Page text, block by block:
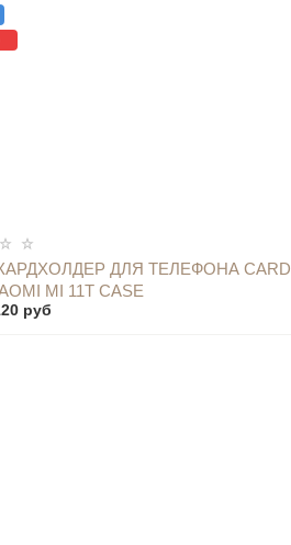
ДЛЯ ТЕЛЕФОНА CARD
MI 11T CASE
руб
КУПИТЬ